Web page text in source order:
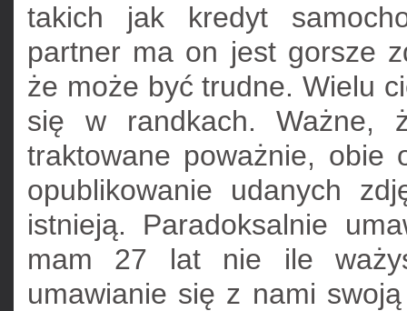
takich jak kredyt
partner ma on jest gorsze
że może być trudne. Wielu
się w randkach. Ważne,
traktowane poważnie, obie
opublikowanie udanych
istnieją. Paradoksalnie
mam 27 lat nie ile
umawianie się z nami